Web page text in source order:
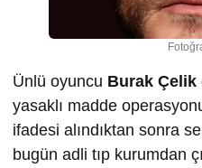
Ünlü oyuncu Burak Çelik
yasaklı madde
ifadesi alındıktan sonra
bugün adli tıp kurumdan